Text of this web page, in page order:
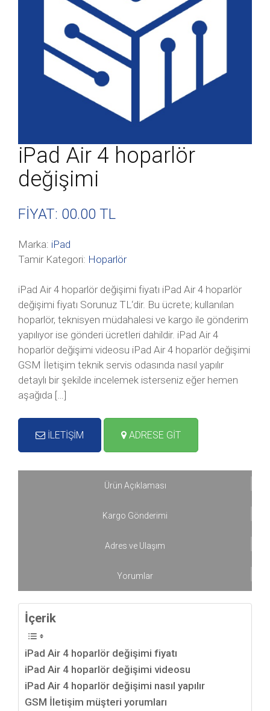
iPad Air 4 hoparlör
değişimi
FİYAT: 00.00 TL
Marka: iPad
Tamir Kategori: Hoparlör
iPad Air 4 hoparlör değişimi fiyatı iPad Air 4 hoparlör
değişimi fiyatı Sorunuz TL‘dir. Bu ücrete; kullanılan
hoparlör, teknisyen müdahalesi ve kargo ile gönderim
yapılıyor ise gönderi ücretleri dahildir. iPad Air 4
hoparlör değişimi videosu iPad Air 4 hoparlör değişimi
GSM İletişim teknik servis odasında nasıl yapılır
detaylı bir şekilde incelemek isterseniz eğer hemen
aşağıda […]
İLETİŞİM ADRESE GİT
Ürün Açıklaması
Kargo Gönderimi
Adres ve Ulaşım
Yorumlar
İçerik
iPad Air 4 hoparlör değişimi fiyatı
iPad Air 4 hoparlör değişimi videosu
iPad Air 4 hoparlör değişimi nasıl yapılır
GSM İletişim müşteri yorumları